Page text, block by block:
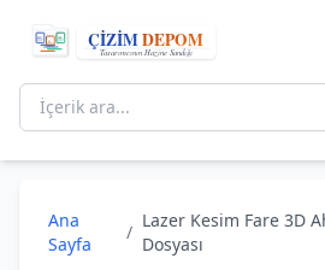
Ana
Sayfa
/
Lazer Kesim Fare 3D
Dosyası